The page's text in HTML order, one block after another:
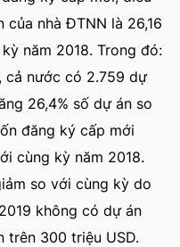
nhà ĐTNN là 26,16
năm 2018. Trong đó:
cả nước có 2.759 dự
26,4% số dự án so
đăng ký cấp mới
cùng kỳ năm 2018.
so với cùng kỳ do
không có dự án
trên 300 triệu USD.